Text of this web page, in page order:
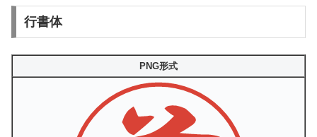
行書体
PNG形式